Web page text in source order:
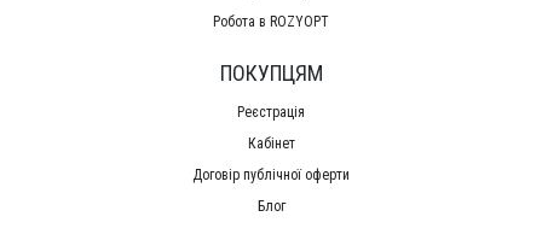
Робота в ROZYOPT
ПОКУПЦЯМ
Реєстрація
Кабінет
Договір публічної оферти
Блог